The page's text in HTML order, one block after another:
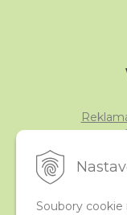
Soubory